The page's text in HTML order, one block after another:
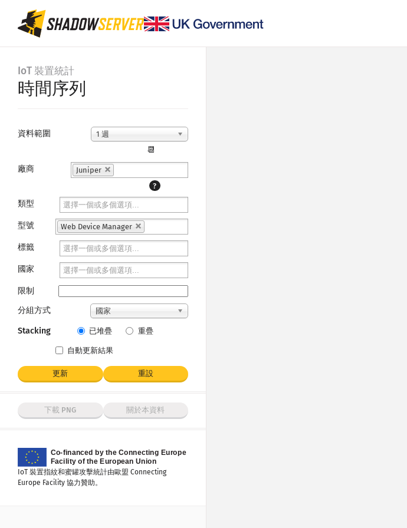
IoT 裝置統計
時間序列
資料範圍 1 週
📆
廠商
Juniper
?
類型
型號 Web Device Manager
標籤
國家
限制
分組方式
國家
Stacking 已堆疊 重疊
自動更新結果
更新 重設
下載 PNG 關於本資料
IoT 裝置指紋和蜜罐攻擊統計由歐盟 Connecting
Europe Facility 協力贊助。